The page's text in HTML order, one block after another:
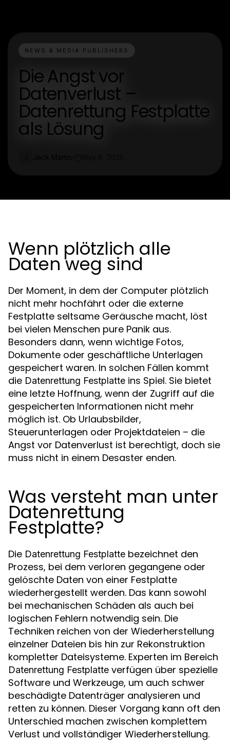
NEWS & MEDIA PUBLISHERS
Die Angst vor
Datenverlust –
Datenrettung Festplatte
als Lösung
Wenn plötzlich alle
Daten weg sind
Der Moment, in dem der Computer plötzlich
nicht mehr hochfährt oder die externe
Festplatte seltsame Geräusche macht, löst
bei vielen Menschen pure Panik aus.
Besonders dann, wenn wichtige Fotos,
Dokumente oder geschäftliche Unterlagen
gespeichert waren. In solchen Fällen kommt
die Datenrettung Festplatte ins Spiel. Sie bietet
eine letzte Hoffnung, wenn der Zugriff auf die
gespeicherten Informationen nicht mehr
möglich ist. Ob Urlaubsbilder,
Steuerunterlagen oder Projektdateien – die
Angst vor Datenverlust ist berechtigt, doch sie
muss nicht in einem Desaster enden.
Was versteht man unter
Datenrettung
Festplatte?
Die Datenrettung Festplatte bezeichnet den
Prozess, bei dem verloren gegangene oder
gelöschte Daten von einer Festplatte
wiederhergestellt werden. Das kann sowohl
bei mechanischen Schäden als auch bei
logischen Fehlern notwendig sein. Die
Techniken reichen von der Wiederherstellung
einzelner Dateien bis hin zur Rekonstruktion
kompletter Dateisysteme. Experten im Bereich
Datenrettung Festplatte verfügen über spezielle
Software und Werkzeuge, um auch schwer
beschädigte Datenträger analysieren und
retten zu können. Dieser Vorgang kann oft den
Unterschied machen zwischen komplettem
Verlust und vollständiger Wiederherstellung.